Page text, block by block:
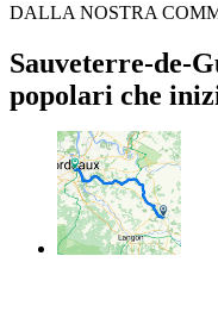
DALLA NOSTRA
Sauveterre-de-
popolari che